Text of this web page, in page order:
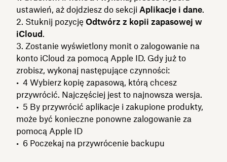
ustawień, aż dojdziesz do sekcji Aplikacje i dane.
Stuknij pozycję Odtwórz z kopii zapasowej w
iCloud.
Zostanie wyświetlony monit o zalogowanie na
konto iCloud za pomocą Apple ID. Gdy już to
zrobisz, wykonaj następujące czynności:
Wybierz kopię zapasową, którą chcesz
przywrócić. Najczęściej jest to najnowsza wersja.
By przywrócić aplikacje i zakupione produkty,
może być konieczne ponowne zalogowanie za
pomocą Apple ID
Poczekaj na przywrócenie backupu